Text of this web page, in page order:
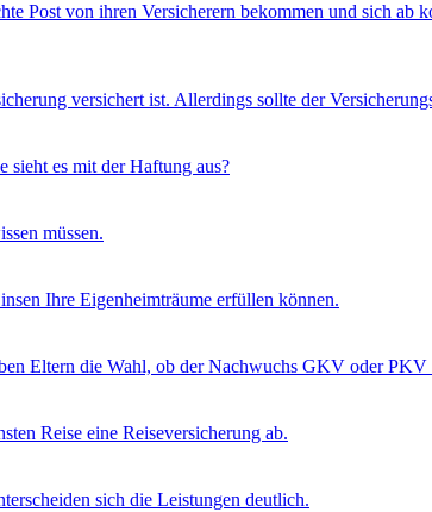
Post von ihren Versicherern bekommen und sich ab
versichert ist. Allerdings sollte der
es mit der Haftung aus?
müssen.
Ihre Eigenheimträume erfüllen können.
Eltern die Wahl, ob der Nachwuchs GKV oder
Reise eine Reiseversicherung ab.
sich die Leistungen deutlich.